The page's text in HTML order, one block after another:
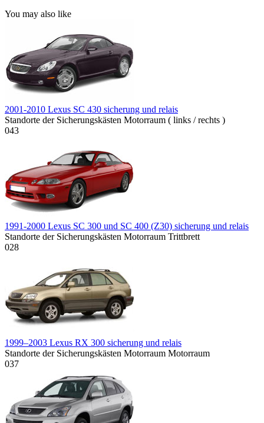
You may also like
2001-2010 Lexus SC 430 sicherung und relais
Standorte der Sicherungskästen Motorraum ( links / rechts )
043
1991-2000 Lexus SC 300 und SC 400 (Z30) sicherung und relais
Standorte der Sicherungskästen Motorraum Trittbrett
028
1999–2003 Lexus RX 300 sicherung und relais
Standorte der Sicherungskästen Motorraum Motorraum
037